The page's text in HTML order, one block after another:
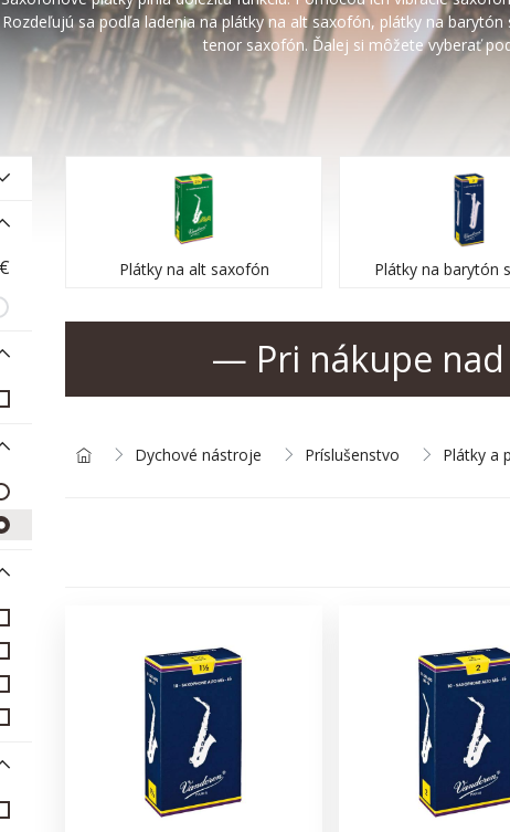
Rozdeľujú sa podľa ladenia na plátky na alt saxofón, plátky na
tenor saxofón. Ďalej si môžete vyberať
Plátky na alt saxofón Plátky na barytón
— Pri nákupe nad
Dychové nástroje Príslušenstvo Plátky a